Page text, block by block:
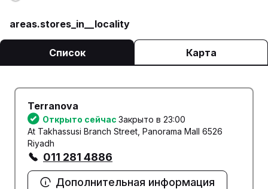
areas.stores_in__locality
Список Карта
Terranova
Открыто сейчас Закрыто в 23:00
At Takhassusi Branch Street, Panorama Mall 6526
Riyadh
011 281 4886
Дополнительная информация